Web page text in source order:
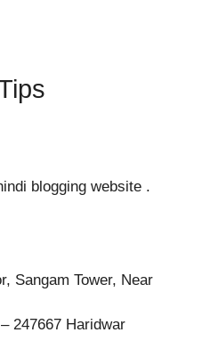
blogging website .
Sangam Tower, Near
247667 Haridwar